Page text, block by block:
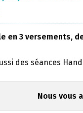
en 3 versements,
des séances
Nous vous